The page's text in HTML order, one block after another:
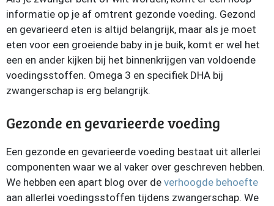
informatie op je af omtrent gezonde voeding. Gezond
en gevarieerd eten is altijd belangrijk, maar als je moet
eten voor een groeiende baby in je buik, komt er wel het
een en ander kijken bij het binnenkrijgen van voldoende
voedingsstoffen. Omega 3 en specifiek DHA bij
zwangerschap is erg belangrijk.
Gezonde en gevarieerde voeding
Een gezonde en gevarieerde voeding bestaat uit allerlei
componenten waar we al vaker over geschreven hebben.
We hebben een apart blog over de verhoogde behoefte
aan allerlei voedingsstoffen tijdens zwangerschap. We